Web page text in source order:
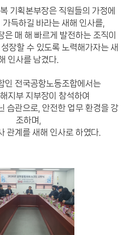
기획본부장은 직원들의 가정에
가득하길 바라는 새해 인사를,
은 매 해 빠르게 발전하는 조직이
장할 수 있도록 노력해가자는 새
인사를 남겼다.
인 전국공항노동조합에서는
지부 지부장이 참석하여
습관으로, 안전한 업무 환경을 강
조하며,
관계를 새해 인사로 하였다.